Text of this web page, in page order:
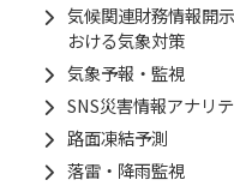
採用情報
事例紹介
気象情報活用のご
お問い合わせ
気候関連財務情報開
おける気象対策
気象予報・監視
SNS災害情報アナリ
路面凍結予測
落雷・降雨監視